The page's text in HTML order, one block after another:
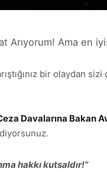
Arıyorum! Ama en
bir olaydan sizi
Davalarına Bakan
hakkı kutsaldır!”